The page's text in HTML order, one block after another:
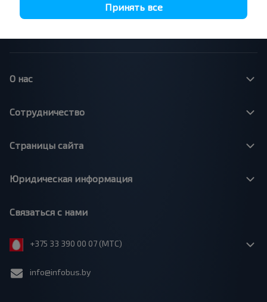
Минск - Варшава
О нас
Сотрудничество
Страницы сайта
Юридическая информация
Связаться с нами
+375 33 390 00 07 (МТС)
info@infobus.by
Принять все